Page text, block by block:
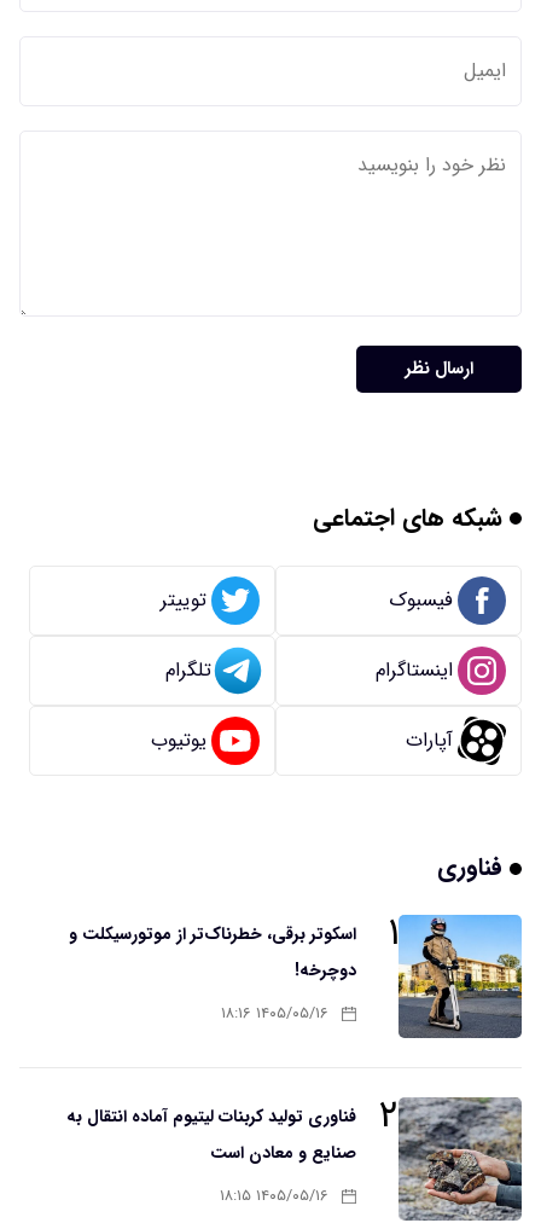
ارسال نظر
شبکه های اجتماعی
فیسبوک توییتر
اینستاگرام تلگرام
آپارات یوتیوب
فناوری
۱
اسکوتر برقی، خطرناک‌تر از موتورسیکلت و
دوچرخه!
۱۴۰۵/۰۵/۱۶ ۱۸:۱۶
۲
فناوری تولید کربنات لیتیوم آماده انتقال به
صنایع و معادن است
۱۴۰۵/۰۵/۱۶ ۱۸:۱۵